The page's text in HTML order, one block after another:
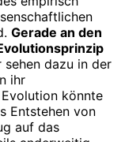
Gerade an den
dazu in der
ihr
könnte
Entstehen von
auf das